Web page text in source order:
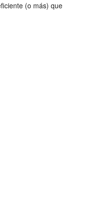
(o más) que